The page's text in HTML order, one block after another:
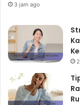
3 jam ago